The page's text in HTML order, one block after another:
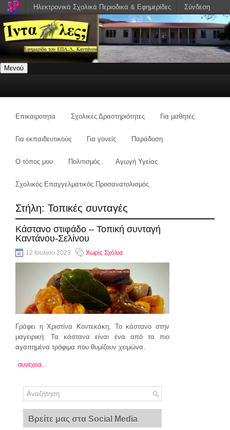
Μενού
Επικαιροτητα Σχολικές Δραστηριότητες Για μαθητές
Για εκπαιδευτικούς Για γονείς Παράδοση
Ο τόπος μου Πολιτισμός Αγωγή Υγείας
Σχολικός Επαγγελματικός Προσανατολισμός
Στήλη: Τοπικές συνταγές
Κάστανο στιφάδο – Τοπική συνταγή
Καντάνου-Σελίνου
12 Ιουλίου 2023 Χωρίς Σχόλια
Γράφει η Χριστίνα Κοντεκάκη, Το κάστανο στην
μαγειρική: Τα κάστανα είναι ένα από τα πιο
αγαπημένα τρόφιμα που θυμίζουν χειμώνα.
συνέχεια..
Βρείτε μας στα Social Media
Ηλεκτρονικά Σχολικά Περιοδικά & Εφημερίδες Σύνδεση